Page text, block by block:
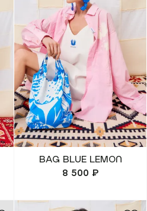
BAG BLUE LEMON
8 500 ₽